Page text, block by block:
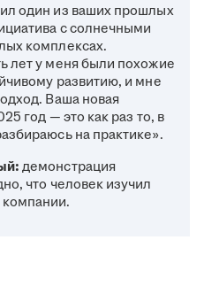
один из ваших прошлых
с солнечными
комплексах.
лет у меня были похожие
развитию, и мне
Ваша новая
год — это как раз то, в
на практике».
демонстрация
что человек изучил